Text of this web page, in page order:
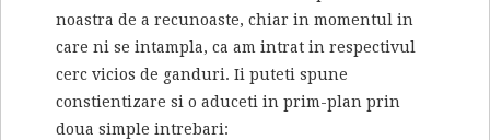
noastra de a recunoaste, chiar in momentul in
care ni se intampla, ca am intrat in respectivul
cerc vicios de ganduri. Ii puteti spune
constientizare si o aduceti in prim-plan prin
doua simple intrebari: